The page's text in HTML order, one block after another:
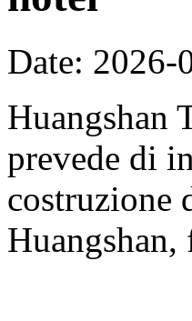
Date: 2026-
Huangshan
prevede di
costruzione